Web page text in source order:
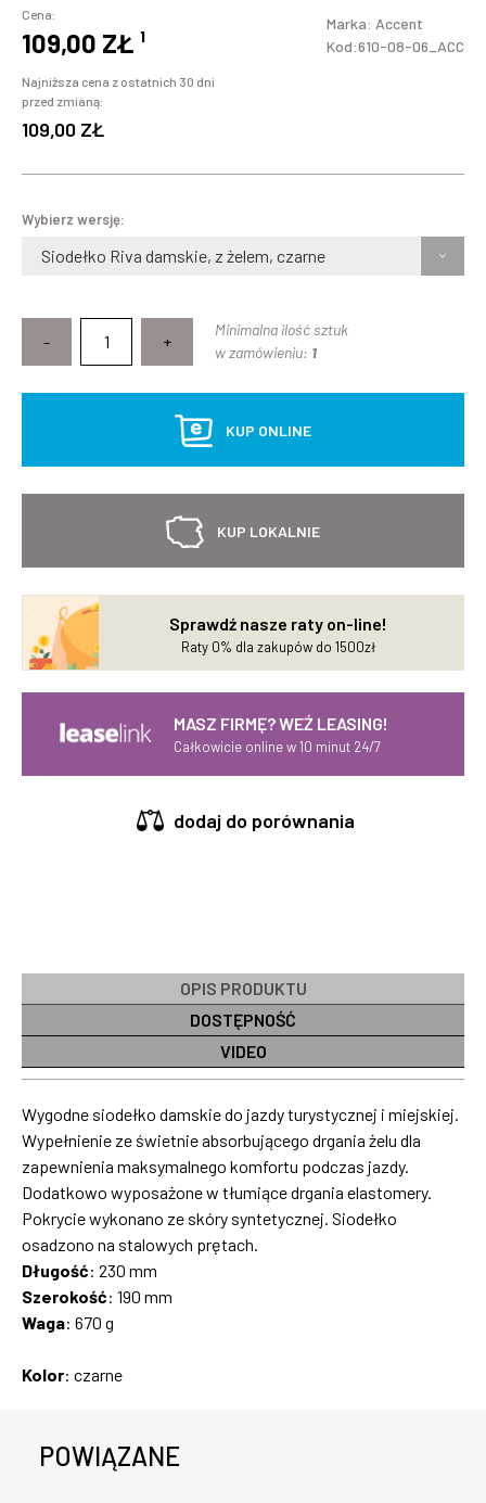
Cena:
109,00 ZŁ ¹
Najniższa cena z ostatnich 30 dni
przed zmianą:
109,00 ZŁ
Marka: Accent
Kod:610-08-06_ACC
Wybierz wersję:
Siodełko Riva damskie, z żelem, czarne
- +
Minimalna ilość sztuk
w zamówieniu: 1
KUP ONLINE
KUP LOKALNIE
Sprawdź nasze raty on-line!
Raty 0% dla zakupów do 1500zł
MASZ FIRMĘ? WEŹ LEASING!
Całkowicie online w 10 minut 24/7
dodaj do porównania
OPIS PRODUKTU
DOSTĘPNOŚĆ
VIDEO
Wygodne siodełko damskie do jazdy turystycznej i miejskiej.
Wypełnienie ze świetnie absorbującego drgania żelu dla
zapewnienia maksymalnego komfortu podczas jazdy.
Dodatkowo wyposażone w tłumiące drgania elastomery.
Pokrycie wykonano ze skóry syntetycznej. Siodełko
osadzono na stalowych prętach.
Długość: 230 mm
Szerokość: 190 mm
Waga: 670 g
Kolor: czarne
POWIĄZANE